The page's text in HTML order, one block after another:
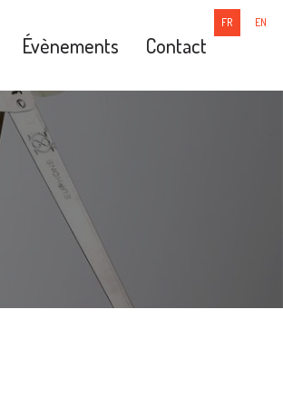
FR EN
Évènements Contact